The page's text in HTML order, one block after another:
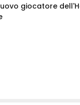
giocatore